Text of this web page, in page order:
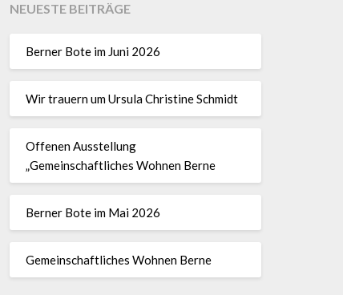
NEUESTE BEITRÄGE
Berner Bote im Juni 2026
Wir trauern um Ursula Christine Schmidt
Offenen Ausstellung
„Gemeinschaftliches Wohnen Berne
Berner Bote im Mai 2026
Gemeinschaftliches Wohnen Berne